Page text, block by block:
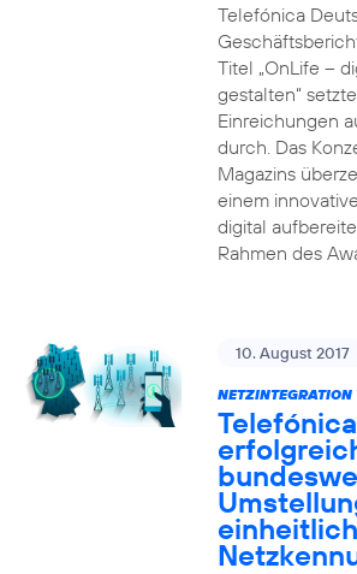
Telefónica
Titel „OnLife –
gestalten“
Einreichungen
durch. Das
Magazins
einem
digital
Rahmen des
10. August 2017
NETZINTEGRATION